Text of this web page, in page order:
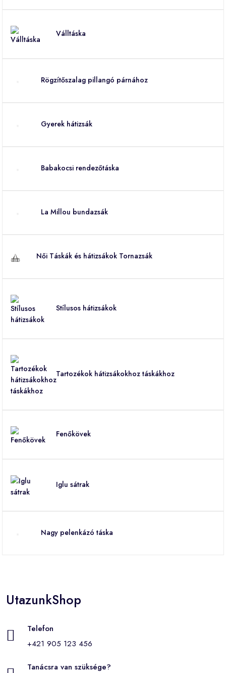
Válltáska
Rögzítőszalag pillangó párnához
Gyerek hátizsák
Babakocsi rendezőtáska
La Millou bundazsák
Női Táskák és hátizsákok Tornazsák
Stílusos hátizsákok
Tartozékok hátizsákokhoz táskákhoz
Fenőkövek
Iglu sátrak
Nagy pelenkázó táska
UtazunkShop
Telefon
+421 905 123 456
Tanácsra van szüksége?